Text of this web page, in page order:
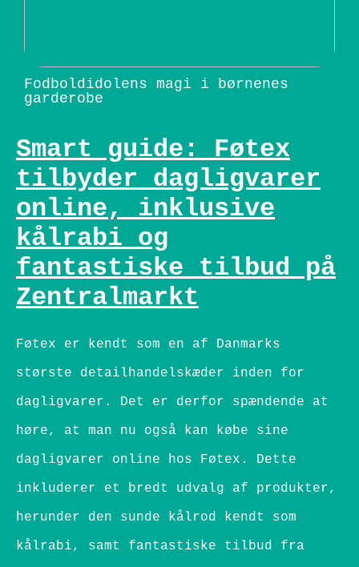
Fodboldidolens magi i børnenes
garderobe
Smart guide: Føtex
tilbyder dagligvarer
online, inklusive
kålrabi og
fantastiske tilbud på
Zentralmarkt
Føtex er kendt som en af Danmarks
største detailhandelskæder inden for
dagligvarer. Det er derfor spændende at
høre, at man nu også kan købe sine
dagligvarer online hos Føtex. Dette
inkluderer et bredt udvalg af produkter,
herunder den sunde kålrod kendt som
kålrabi, samt fantastiske tilbud fra